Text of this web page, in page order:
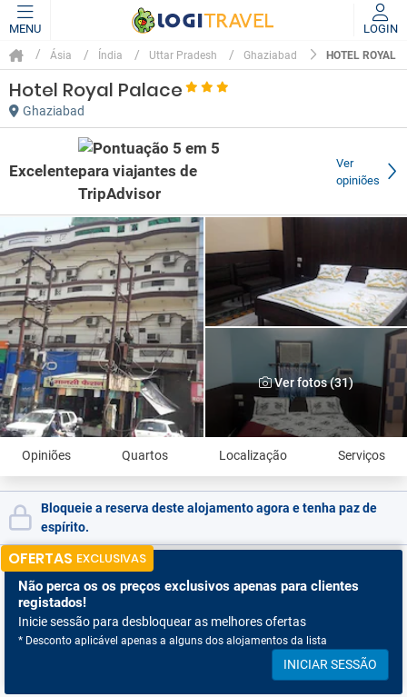
MENU LOGIN
Ásia Índia Uttar Pradesh Ghaziabad HOTEL ROYAL
Hotel Royal Palace
Ghaziabad
Excelente
Ver
opiniões
Ver fotos (31)
Opiniões Quartos Localização Serviços
Bloqueie a reserva deste alojamento agora e tenha paz de
espírito.
OFERTAS EXCLUSIVAS
Não perca os os preços exclusivos apenas para clientes
registados!
Inicie sessão para desbloquear as melhores ofertas
* Desconto aplicável apenas a alguns dos alojamentos da lista
INICIAR SESSÃO